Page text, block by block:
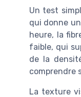
Un test
qui donne
heure, la
faible, qui
de la
comprendre
La texture